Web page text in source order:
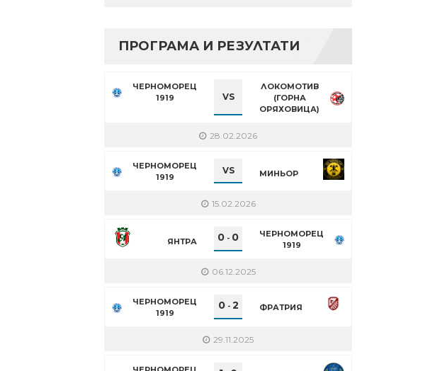
ПРОГРАМА И РЕЗУЛТАТИ
ЧЕРНОМОРЕЦ
1919
VS
ЛОКОМОТИВ
(ГОРНА
ОРЯХОВИЦА)
28.02.2026
ЧЕРНОМОРЕЦ
1919
VS МИНЬОР
15.02.2026
ЯНТРА 0 - 0
ЧЕРНОМОРЕЦ
1919
06.12.2025
ЧЕРНОМОРЕЦ
1919
0- 2 ФРАТРИЯ
29.11.2025